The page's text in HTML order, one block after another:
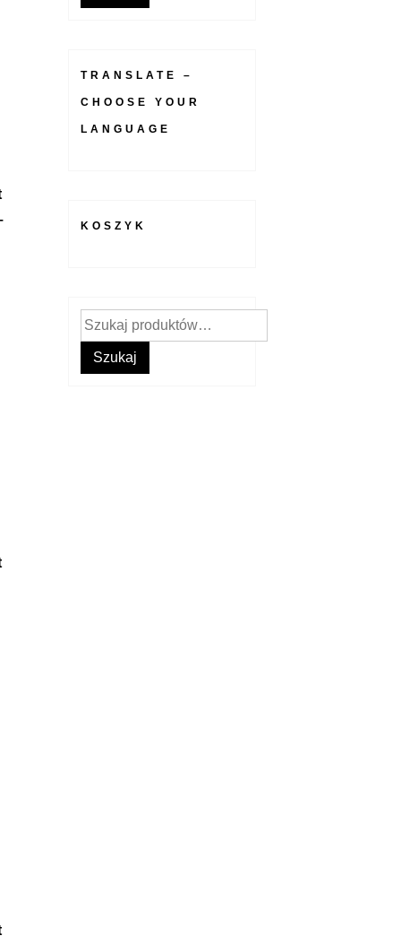
TRANSLATE –
CHOOSE YOUR
LANGUAGE
KOSZYK
Szukaj:
Szukaj